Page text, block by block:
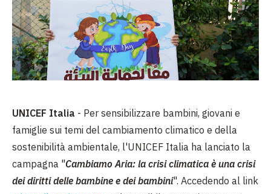
UNICEF Italia - Per sensibilizzare bambini, giovani e
famiglie sui temi del cambiamento climatico e della
sostenibilità ambientale, l'UNICEF Italia ha lanciato la
campagna "Cambiamo Aria: la crisi climatica è una crisi
dei diritti delle bambine e dei bambini". Accedendo al link